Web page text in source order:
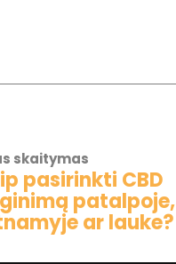
skaitymas
pasirinkti CBD
patalpoje,
ar lauke?